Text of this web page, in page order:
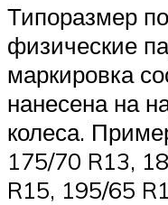
Типоразмер
физические
маркировка
нанесена на
колеса.
175/70 R13,
R15, 195/65